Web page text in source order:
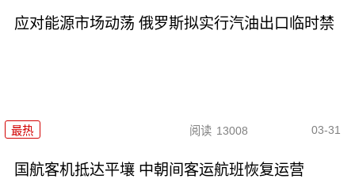
应对能源市场动荡 俄罗斯拟实行汽油出口临时禁
最热 阅读 13008 03-31
国航客机抵达平壤 中朝间客运航班恢复运营